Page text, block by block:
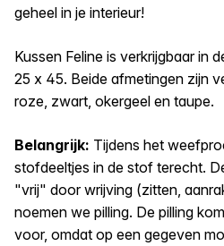
geheel in je interieur!
Kussen Feline is verkrijgbaar in
25 x 45. Beide afmetingen zijn
roze, zwart, okergeel en taupe.
Belangrijk: Tijdens het
stofdeeltjes in de stof terecht.
"vrij" door wrijving (zitten,
noemen we pilling. De pilling
voor, omdat op een gegeven